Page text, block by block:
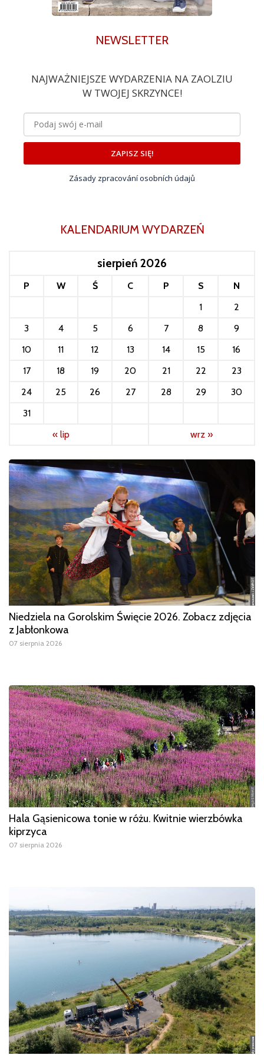
NEWSLETTER
NAJWAŻNIEJSZE WYDARZENIA NA ZAOLZIU
W TWOJEJ SKRZYNCE!
ZAPISZ SIĘ!
Zásady zpracování osobních údajů
KALENDARIUM WYDARZEŃ
sierpień 2026
P W Ś C P S
N
1
2
3
4 5 6 7 8
9
10
11 12 13 14 15
16
17
18 19 20 21 22
23
24
25 26 27 28 29
30
31
« lip
wrz »
Niedziela na Gorolskim Święcie 2026. Zobacz zdjęcia
z Jabłonkowa
07 sierpnia 2026
Hala Gąsienicowa tonie w różu. Kwitnie wierzbówka
kiprzyca
07 sierpnia 2026